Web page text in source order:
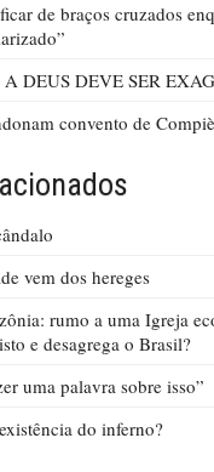
de braços cruzados
DEUS DEVE SER
convento de
vem dos hereges
rumo a uma Igreja
e desagrega o Brasil?
uma palavra sobre isso”
do inferno?